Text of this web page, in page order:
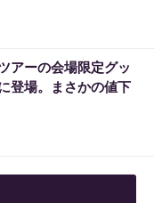
アーの会場限定グッ
登場。まさかの値下